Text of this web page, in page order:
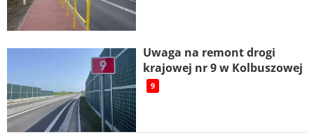
Uwaga na remont drogi
krajowej nr 9 w Kolbuszowej
9